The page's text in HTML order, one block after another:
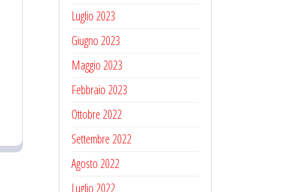
Luglio 2023
Giugno 2023
Maggio 2023
Febbraio 2023
Ottobre 2022
Settembre 2022
Agosto 2022
Luglio 2022